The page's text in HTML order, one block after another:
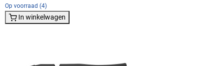
Op voorraad (4)
In winkelwagen